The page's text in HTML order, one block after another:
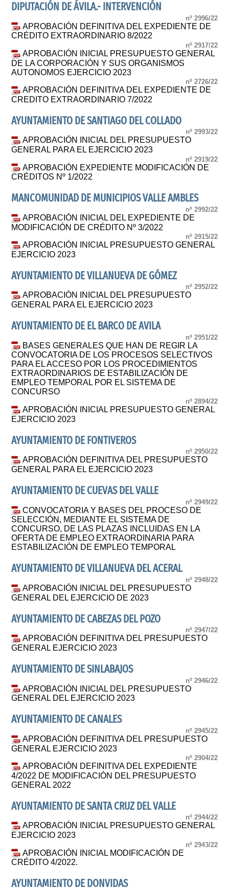
DIPUTACIÓN DE ÁVILA.- INTERVENCIÓN
nº 2996/22
APROBACIÓN DEFINITIVA DEL EXPEDIENTE DE
CRÉDITO EXTRAORDINARIO 8/2022
nº 2917/22
APROBACIÓN INICIAL PRESUPUESTO GENERAL
DE LA CORPORACIÓN Y SUS ORGANISMOS
AUTONOMOS EJERCICIO 2023
nº 2726/22
APROBACIÓN DEFINITIVA DEL EXPEDIENTE DE
CREDITO EXTRAORDINARIO 7/2022
AYUNTAMIENTO DE SANTIAGO DEL COLLADO
nº 2993/22
APROBACIÓN INICIAL DEL PRESUPUESTO
GENERAL PARA EL EJERCICIO 2023
nº 2919/22
APROBACIÓN EXPEDIENTE MODIFICACIÓN DE
CRÉDITOS Nº 1/2022
MANCOMUNIDAD DE MUNICIPIOS VALLE AMBLES
nº 2992/22
APROBACIÓN INICIAL DEL EXPEDIENTE DE
MODIFICACIÓN DE CRÉDITO Nº 3/2022
nº 2915/22
APROBACIÓN INICIAL PRESUPUESTO GENERAL
EJERCICIO 2023
AYUNTAMIENTO DE VILLANUEVA DE GÓMEZ
nº 2952/22
APROBACIÓN INICIAL DEL PRESUPUESTO
GENERAL PARA EL EJERCICIO 2023
AYUNTAMIENTO DE EL BARCO DE AVILA
nº 2951/22
BASES GENERALES QUE HAN DE REGIR LA
CONVOCATORIA DE LOS PROCESOS SELECTIVOS
PARA EL ACCESO POR LOS PROCEDIMIENTOS
EXTRAORDINARIOS DE ESTABILIZACIÓN DE
EMPLEO TEMPORAL POR EL SISTEMA DE
CONCURSO
nº 2894/22
APROBACIÓN INICIAL PRESUPUESTO GENERAL
EJERCICIO 2023
AYUNTAMIENTO DE FONTIVEROS
nº 2950/22
APROBACIÓN DEFINITIVA DEL PRESUPUESTO
GENERAL PARA EL EJERCICIO 2023
AYUNTAMIENTO DE CUEVAS DEL VALLE
nº 2949/22
CONVOCATORIA Y BASES DEL PROCESO DE
SELECCIÓN, MEDIANTE EL SISTEMA DE
CONCURSO, DE LAS PLAZAS INCLUIDAS EN LA
OFERTA DE EMPLEO EXTRAORDINARIA PARA
ESTABILIZACIÓN DE EMPLEO TEMPORAL
AYUNTAMIENTO DE VILLANUEVA DEL ACERAL
nº 2948/22
APROBACIÓN INICIAL DEL PRESUPUESTO
GENERAL DEL EJERCICIO DE 2023
AYUNTAMIENTO DE CABEZAS DEL POZO
nº 2947/22
APROBACIÓN DEFINITIVA DEL PRESUPUESTO
GENERAL EJERCICIO 2023
AYUNTAMIENTO DE SINLABAJOS
nº 2946/22
APROBACIÓN INICIAL DEL PRESUPUESTO
GENERAL DEL EJERCICIO 2023
AYUNTAMIENTO DE CANALES
nº 2945/22
APROBACIÓN DEFINITIVA DEL PRESUPUESTO
GENERAL EJERCICIO 2023
nº 2904/22
APROBACIÓN DEFINITIVA DEL EXPEDIENTE
4/2022 DE MODIFICACIÓN DEL PRESUPUESTO
GENERAL 2022
AYUNTAMIENTO DE SANTA CRUZ DEL VALLE
nº 2944/22
APROBACIÓN INICIAL PRESUPUESTO GENERAL
EJERCICIO 2023
nº 2943/22
APROBACIÓN INICIAL MODIFICACIÓN DE
CRÉDITO 4/2022.
AYUNTAMIENTO DE DONVIDAS